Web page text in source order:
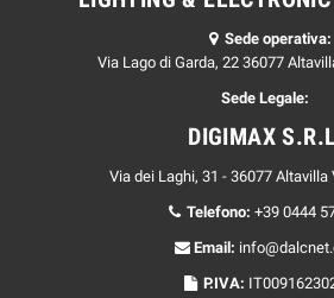
Sede operativa:
Via Lago di Garda, 22 36077
Sede Legale:
DIGIMAX
Via dei Laghi, 31 - 36077 Altavilla
Telefono: +39 0444
Email:
P.IVA: